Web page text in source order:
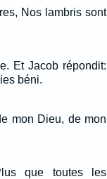
Nos lambris sont
Et Jacob répondit:
béni.
mon Dieu, de mon
que toutes les